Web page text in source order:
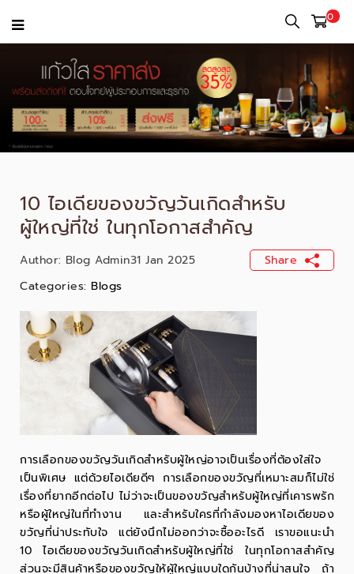
0
10 ไอเดียของขวัญวันเกิดสำหรับ
ผู้ใหญ่ที่ใช่ ในทุกโอกาสสำคัญ
Share
Author: Blog Admin31 Jan 2025
Categories: Blogs
การเลือกของขวัญวันเกิดสำหรับผู้ใหญ่อาจเป็นเรื่องที่ต้องใส่ใจ
เป็นพิเศษ แต่ด้วยไอเดียดีๆ การเลือกของขวัญที่เหมาะสมก็ไม่ใช่
เรื่องที่ยากอีกต่อไป ไม่ว่าจะเป็นของขวัญสำหรับผู้ใหญ่ที่เคารพรัก
หรือผู้ใหญ่ในที่ทำงาน และสำหรับใครที่กำลังมองหาไอเดียของ
ขวัญที่น่าประทับใจ แต่ยังนึกไม่ออกว่าจะซื้ออะไรดี เราขอแนะนำ
10 ไอเดียของขวัญวันเกิดสำหรับผู้ใหญ่ที่ใช่ ในทุกโอกาสสำคัญ
ส่วนจะมีสินค้าหรือของขวัญให้ผู้ใหญ่แบบใดกันบ้างที่น่าสนใจ ถ้า